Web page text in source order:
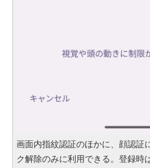
画面内指紋認証のほかに、顔認証
ク解除のみに利用できる。登録時